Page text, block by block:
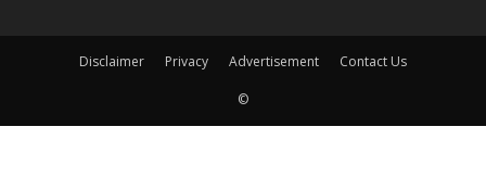
Disclaimer Privacy Advertisement Contact Us
©